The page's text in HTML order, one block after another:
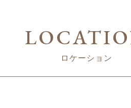
ロケーション